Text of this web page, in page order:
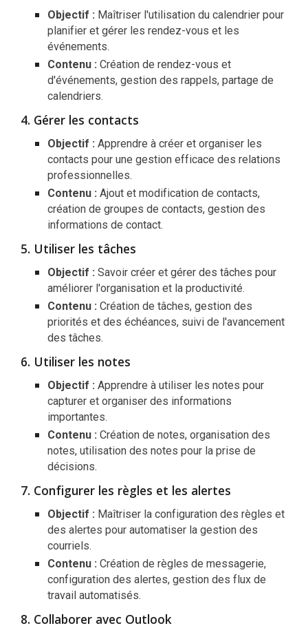
Objectif : Maîtriser l'utilisation du calendrier pour
planifier et gérer les rendez-vous et les
événements.
Contenu : Création de rendez-vous et
d'événements, gestion des rappels, partage de
calendriers.
Gérer les contacts
Objectif : Apprendre à créer et organiser les
contacts pour une gestion efficace des relations
professionnelles.
Contenu : Ajout et modification de contacts,
création de groupes de contacts, gestion des
informations de contact.
Utiliser les tâches
Objectif : Savoir créer et gérer des tâches pour
améliorer l'organisation et la productivité.
Contenu : Création de tâches, gestion des
priorités et des échéances, suivi de l'avancement
des tâches.
Utiliser les notes
Objectif : Apprendre à utiliser les notes pour
capturer et organiser des informations
importantes.
Contenu : Création de notes, organisation des
notes, utilisation des notes pour la prise de
décisions.
Configurer les règles et les alertes
Objectif : Maîtriser la configuration des règles et
des alertes pour automatiser la gestion des
courriels.
Contenu : Création de règles de messagerie,
configuration des alertes, gestion des flux de
travail automatisés.
Collaborer avec Outlook